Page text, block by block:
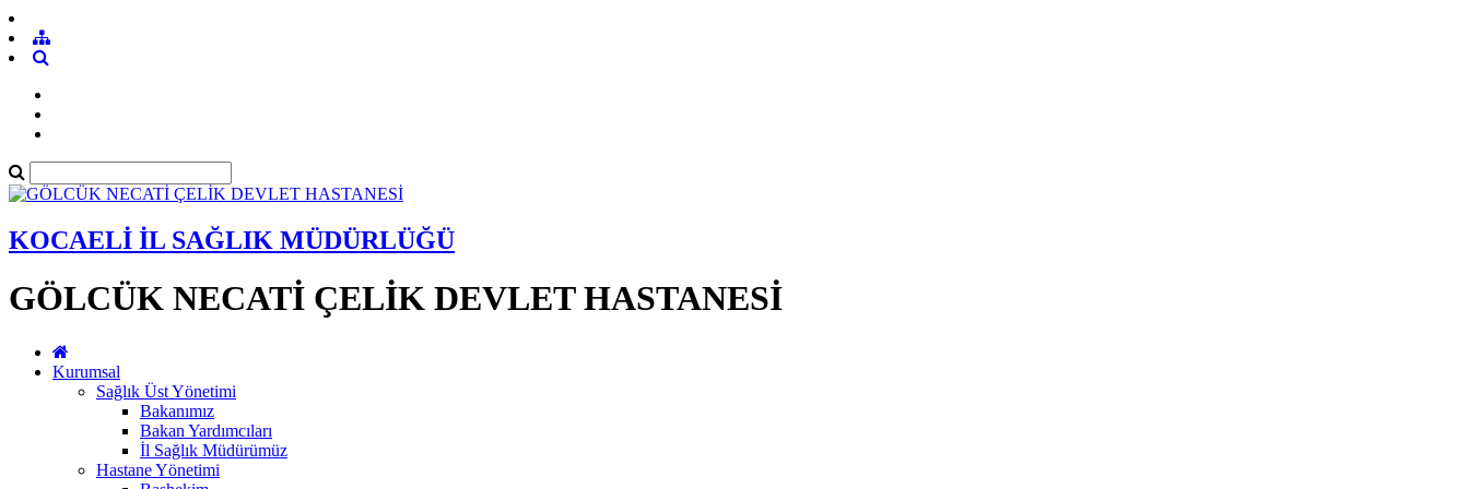
KOCAELİ İL SAĞLIK MÜDÜRLÜĞÜ
GÖLCÜK NECATİ ÇELİK DEVLET HASTANESİ
Kurumsal
Sağlık Üst Yönetimi
Bakanımız
Bakan Yardımcıları
İl Sağlık Müdürümüz
Hastane Yönetimi